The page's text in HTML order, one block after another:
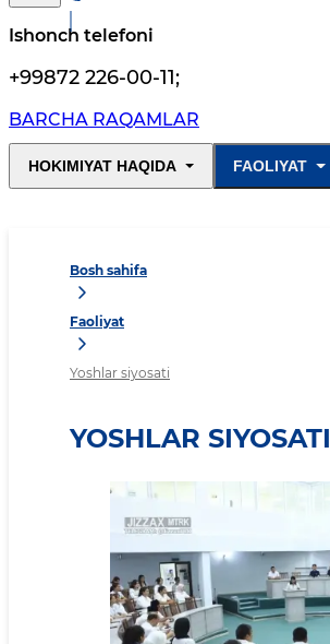
Ishonch telefoni
+99872 226-00-11;
BARCHA RAQAMLAR
HOKIMIYAT HAQIDA FAOLIYAT
Bosh sahifa
Faoliyat
Yoshlar siyosati
YOSHLAR SIYOSATI